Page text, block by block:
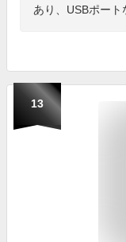
あり、USBポート
13